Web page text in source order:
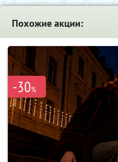
Похожие акции:
-30%